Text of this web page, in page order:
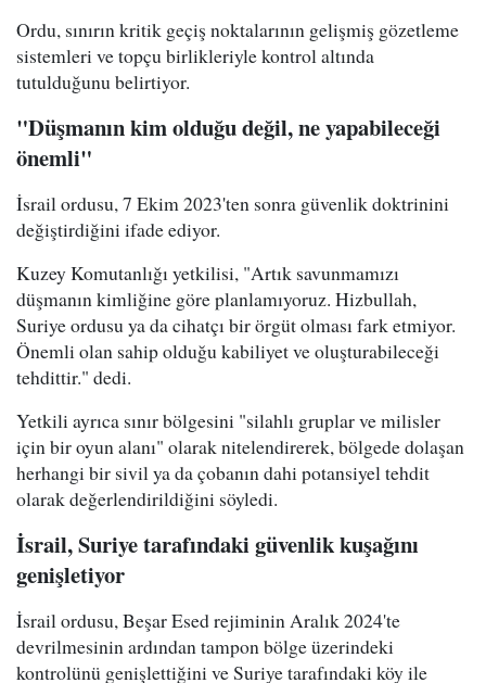
Ordu, sınırın kritik geçiş noktalarının gelişmiş gözetleme
sistemleri ve topçu birlikleriyle kontrol altında
tutulduğunu belirtiyor.
"Düşmanın kim olduğu değil, ne yapabileceği
önemli"
İsrail ordusu, 7 Ekim 2023'ten sonra güvenlik doktrinini
değiştirdiğini ifade ediyor.
Kuzey Komutanlığı yetkilisi, "Artık savunmamızı
düşmanın kimliğine göre planlamıyoruz. Hizbullah,
Suriye ordusu ya da cihatçı bir örgüt olması fark etmiyor.
Önemli olan sahip olduğu kabiliyet ve oluşturabileceği
tehdittir." dedi.
Yetkili ayrıca sınır bölgesini "silahlı gruplar ve milisler
için bir oyun alanı" olarak nitelendirerek, bölgede dolaşan
herhangi bir sivil ya da çobanın dahi potansiyel tehdit
olarak değerlendirildiğini söyledi.
İsrail, Suriye tarafındaki güvenlik kuşağını
genişletiyor
İsrail ordusu, Beşar Esed rejiminin Aralık 2024'te
devrilmesinin ardından tampon bölge üzerindeki
kontrolünü genişlettiğini ve Suriye tarafındaki köy ile